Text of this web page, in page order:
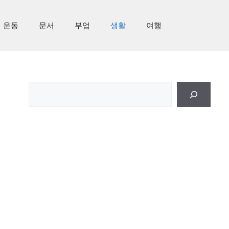
운동 문서 부업 생활 여행